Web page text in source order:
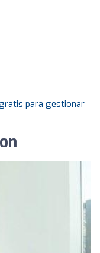
para gestionar